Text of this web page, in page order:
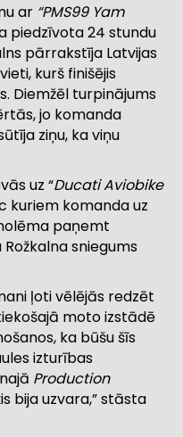
ar “PMS99 Yam
piedzīvota 24 stundu
pārrakstīja Latvijas
kurš finišējis
Diemžēl turpinājums
jo komanda
ziņu, ka viņu
uz “Ducati Aviobike
kuriem komanda uz
paņemt
sniegums
ļoti vēlējās redzēt
moto izstādē
ka būšu šīs
izturības
Production
bija uzvara,” stāsta